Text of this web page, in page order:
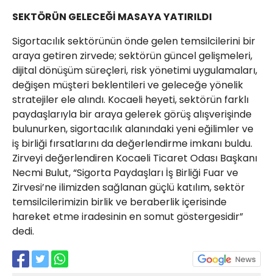
SEKTÖRÜN GELECEĞİ MASAYA YATIRILDI
Sigortacılık sektörünün önde gelen temsilcilerini bir
araya getiren zirvede; sektörün güncel gelişmeleri,
dijital dönüşüm süreçleri, risk yönetimi uygulamaları,
değişen müşteri beklentileri ve geleceğe yönelik
stratejiler ele alındı. Kocaeli heyeti, sektörün farklı
paydaşlarıyla bir araya gelerek görüş alışverişinde
bulunurken, sigortacılık alanındaki yeni eğilimler ve
iş birliği fırsatlarını da değerlendirme imkanı buldu.
Zirveyi değerlendiren Kocaeli Ticaret Odası Başkanı
Necmi Bulut, “Sigorta Paydaşları İş Birliği Fuar ve
Zirvesi’ne ilimizden sağlanan güçlü katılım, sektör
temsilcilerimizin birlik ve beraberlik içerisinde
hareket etme iradesinin en somut göstergesidir”
dedi.